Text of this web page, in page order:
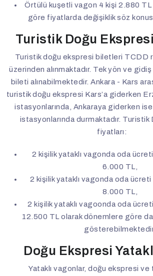
Örtülü kuşetli vagon 4 kişi 2.880 TL
göre fiyatlarda değişiklik söz
Turistik Doğu
Turistik doğu ekspresi biletleri TCDD
üzerinden alınmaktadır. Tek yön ve
bileti alınabilmektedir. Ankara - Kars
turistik doğu ekspresi Kars’a giderken
istasyonlarında, Ankaraya giderken
istasyonlarında durmaktadır. Turistik
fiyatları:
2 kişilik yataklı vagonda oda
6.000 TL,
2 kişilik yataklı vagonda oda
8.000 TL,
2 kişilik yataklı vagoonda oda
12.500 TL olarak dönemlere göre
Doğu Ekspresi
Yataklı vagonlar, doğu ekspresi ve